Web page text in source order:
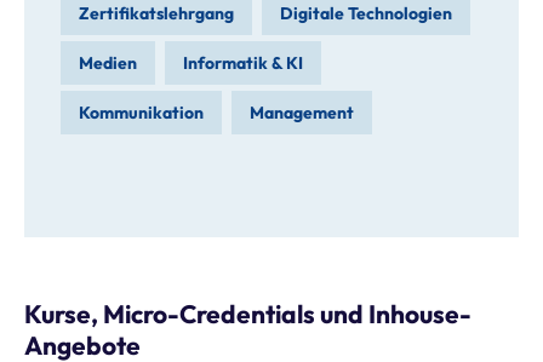
Zertifikatslehrgang Digitale Technologien
Medien Informatik & KI
Kommunikation Management
Kurse, Micro-Credentials und Inhouse-
Angebote